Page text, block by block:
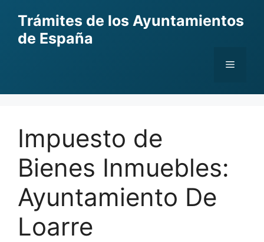
content
Trámites de los Ayuntamientos
de España
Menu
Impuesto de
Bienes Inmuebles:
Ayuntamiento De
Loarre